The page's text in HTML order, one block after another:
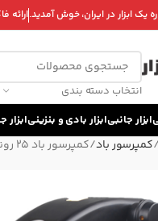
یک ابزار در ایران، خوش آمدید.ارائه
انتخاب دسته بندی
ابزار جانبیابزار بادی و بنزینی
کمپرسور باد کمپرسور باد 25 رونیکس 2510